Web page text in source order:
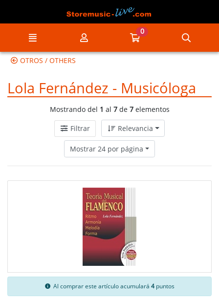
Ir a mi compra
0
OTROS / OTHERS
Lola Fernández - Musicóloga
Mostrando del 1 al 7de 7elementos
Filtrar Relevancia
Mostrar 24 por página
Al comprar este artículo acumulará 4puntos